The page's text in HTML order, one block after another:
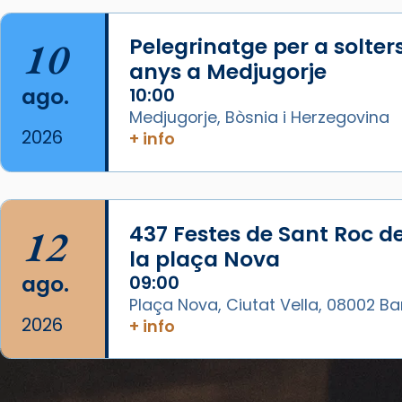
Foto
View on Facebook Share
Arquebisbat de Barcelona
Semproniana ens ajuden a alçar
la mirada»
Mons. Sergi Gordo, bisbe de
Tortosa, ha presidit aquest 27 de
juliol la missa de Les Santes de
Mataró.
10
ago.
2026
Pelegrinatge per a
anys a Medjugorje
10:00
Medjugorje, Bòsnia i Herzegovina
+ info
12
ago.
2026
437 Festes de Sant Roc
la plaça Nova
09:00
Plaça Nova, Ciutat Vella, 08002
+ info